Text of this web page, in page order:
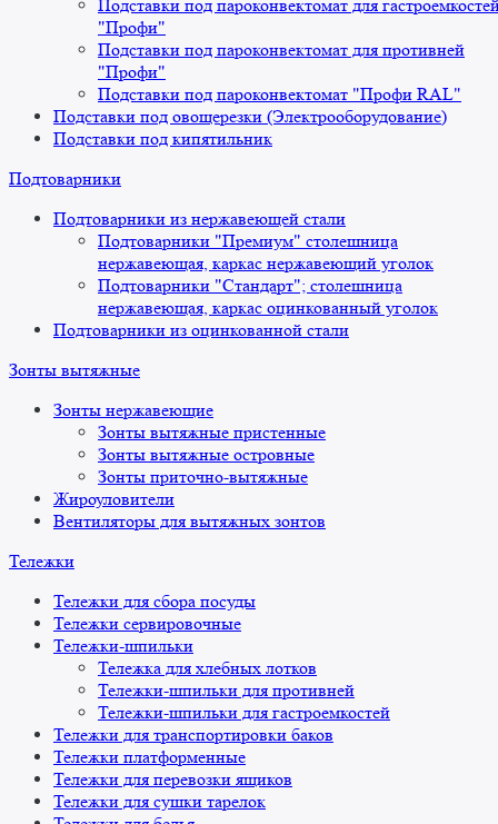
Подставки под пароконвектомат для
"Профи"
Подставки под пароконвектомат для противней
"Профи"
Подставки под пароконвектомат "Профи RAL"
Подставки под овощерезки (Электрооборудование)
Подставки под кипятильник
Подтоварники
Подтоварники из нержавеющей стали
Подтоварники "Премиум" столешница
нержавеющая, каркас нержавеющий уголок
Подтоварники "Стандарт"; столешница
нержавеющая, каркас оцинкованный уголок
Подтоварники из оцинкованной стали
Зонты вытяжные
Зонты нержавеющие
Зонты вытяжные пристенные
Зонты вытяжные островные
Зонты приточно-вытяжные
Жироуловители
Вентиляторы для вытяжных зонтов
Тележки
Тележки для сбора посуды
Тележки сервировочные
Тележки-шпильки
Тележка для хлебных лотков
Тележки-шпильки для противней
Тележки-шпильки для гастроемкостей
Тележки для транспортировки баков
Тележки платформенные
Тележки для перевозки ящиков
Тележки для сушки тарелок